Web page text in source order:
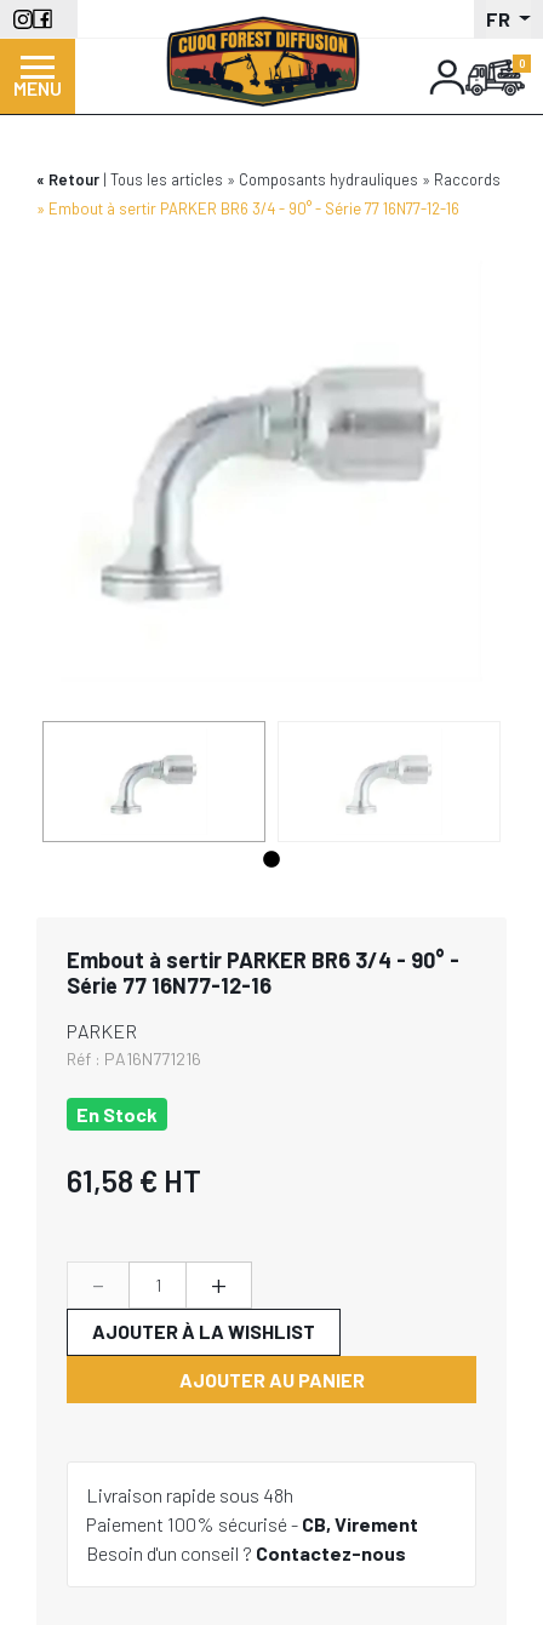
Aller
au
contenu
principal
FR
MENU
Retour Tous les articles Composants hydrauliques
Raccords
Embout à sertir PARKER BR6 3/4 - 90° - Série 77 16N77-12-16
Embout à sertir PARKER BR6 3/4 - 90° -
Série 77 16N77-12-16
PARKER
Réf : PA16N771216
En Stock
61,58 € HT
- +
AJOUTER AU PANIER
AJOUTER À LA WISHLIST
Livraison rapide sous 48h
Paiement 100% sécurisé - CB, Virement
Besoin d'un conseil ? Contactez-nous